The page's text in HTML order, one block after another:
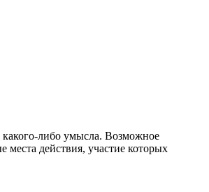
какого-либо умысла. Возможное
действия, участие которых